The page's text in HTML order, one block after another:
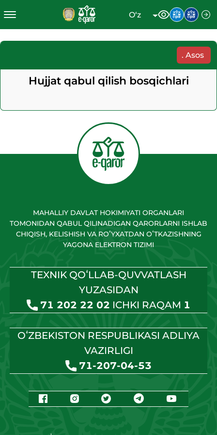
O‘z
. Asos
Hujjat qabul qilish bosqichlari
MAHALLIY DAVLAT HOKIMIYATI ORGANLARI
TOMONIDAN QABUL QILINADIGAN QARORLARNI ISHLAB
CHIQISH, KELISHISH VA ROʻYXATDAN OʻTKAZISHNING
YAGONA ELEKTRON TIZIMI
TEXNIK QOʻLLAB-QUVVATLASH
YUZASIDAN
71 202 22 02 ICHKI RAQAM 1
OʻZBEKISTON RESPUBLIKASI ADLIYA
VAZIRLIGI
71-207-04-53